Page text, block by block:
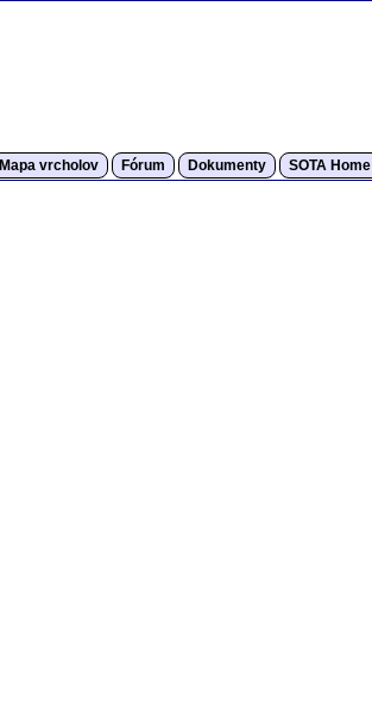
Mapa vrcholov Fórum Dokumenty SOTA Home